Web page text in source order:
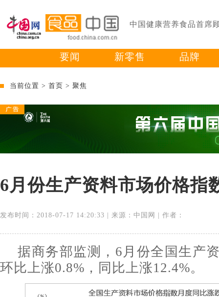
中国健康营养食品首席
要闻 新零售 品牌
当前位置 > 首页 > 聚焦
6月份生产资料市场价格指
发布时间：2018-07-17 14:20:33 | 来源：中国网 | 作者：
据商务部监测，6月份全国生产
环比上涨0.8%，同比上涨12.4%。